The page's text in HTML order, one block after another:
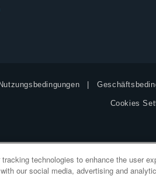
Nutzungsbedingungen
Cookies
technologies to enhance the user
our social media, advertising and